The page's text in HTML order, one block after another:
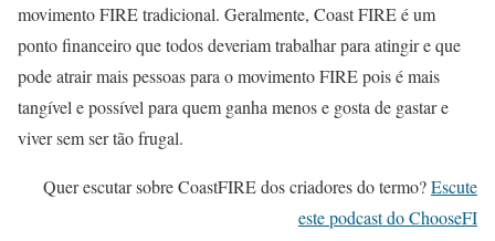
movimento FIRE tradicional. Geralmente, Coast FIRE é um
ponto financeiro que todos deveriam trabalhar para atingir e que
pode atrair mais pessoas para o movimento FIRE pois é mais
tangível e possível para quem ganha menos e gosta de gastar e
viver sem ser tão frugal.
Quer escutar sobre CoastFIRE dos criadores do termo?Escute
este podcast do ChooseFI